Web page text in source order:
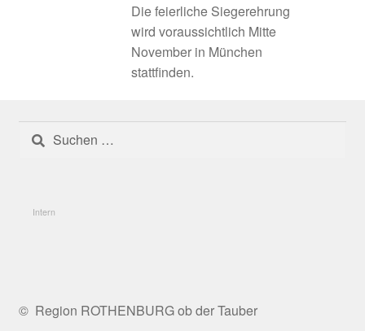
KULTUR & TOURISMUS
Rothenburg o.d. Tauber
Die feierliche Siegerehrung
wird voraussichtlich Mitte
November in München
stattfinden.
Suchen
nach:
Intern
© Region ROTHENBURG ob der Tauber